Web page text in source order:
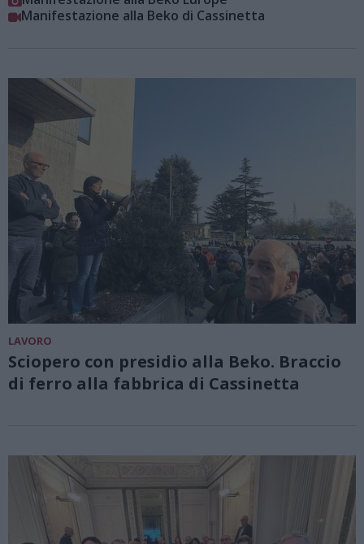
Manifestazione alla Beko di Cassinetta
LAVORO
Sciopero con presidio alla Beko. Braccio
di ferro alla fabbrica di Cassinetta